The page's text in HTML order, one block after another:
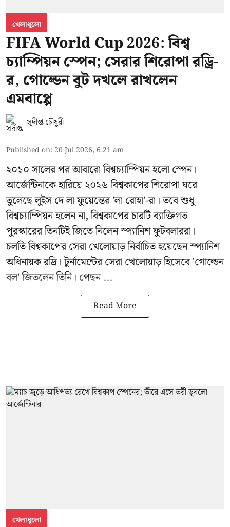
খেলাধুলো
FIFA World Cup 2026: বিশ্ব
চ্যাম্পিয়ন স্পেন; সেরার শিরোপা রড্রি-
র, গোল্ডেন বুট দখলে রাখলেন
এমবাপ্পে
সুদীপ্ত চৌধুরী
Published on: 20 Jul 2026, 6:21 am
২০১০ সালের পর আবারো বিশ্বচ্যাম্পিয়ন হলো স্পেন।
আর্জেন্টিনাকে হারিয়ে ২০২৬ বিশ্বকাপের শিরোপা ঘরে
তুলেছে লুইস দে লা ফুয়েন্তের 'লা রোহা'-রা। তবে শুধু
বিশ্বচ্যাম্পিয়ন হলেন না, বিশ্বকাপের চারটি ব্যাক্তিগত
পুরস্কারের তিনটিই জিতে নিলেন স্প্যানিশ ফুটবলাররা।
চলতি বিশ্বকাপের সেরা খেলোয়াড় নির্বাচিত হয়েছেন স্প্যানিশ
অধিনায়ক রদ্রি। টুর্নামেন্টের সেরা খেলোয়াড় হিসেবে 'গোল্ডেন
বল' জিতলেন তিনি। পেছন ...
Read More
খেলাধুলো